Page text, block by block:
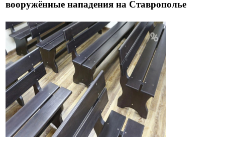
вооружённые нападения на Ставрополье